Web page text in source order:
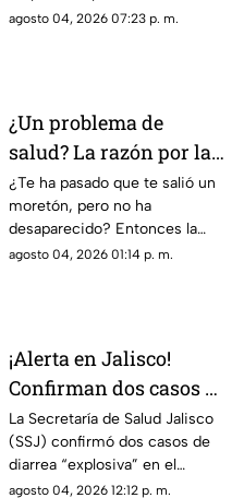
estrés y los deseos de
agosto 04, 2026 07:23 p. m.
¿Un problema de
salud? La razón por la
que no desaparece un
moretón en el cuerpo
¿Te ha pasado que te salió un
moretón, pero no ha
desaparecido? Entonces la
siguiente información es para
agosto 04, 2026 01:14 p. m.
¡Alerta en Jalisco!
Confirman dos casos de
diarrea "explosiva"; así
puedes detectar la
ciclosporiasis
La Secretaría de Salud Jalisco
(SSJ) confirmó dos casos de
diarrea “explosiva” en el
estado, pero ¿qué es la
agosto 04, 2026 12:12 p. m.